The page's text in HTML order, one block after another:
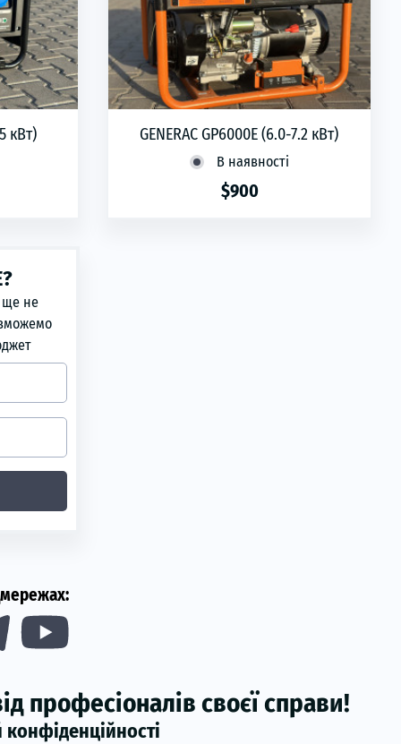
кВт) GENERAC GP6000E (6.0-7.2 кВт)
В наявності
$900
ще не
професіоналів своєї справи!